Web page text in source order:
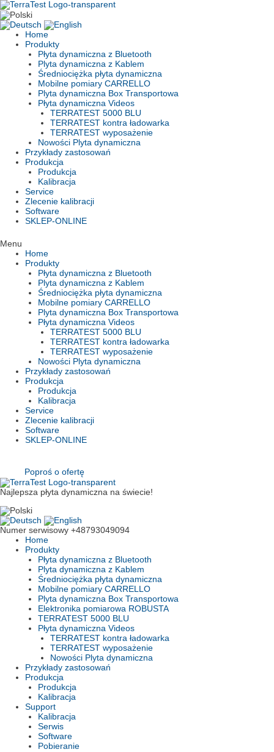
Skip
to
content
Home
Produkty
Płyta dynamiczna z Bluetooth
Plyta dynamiczna z Kablem
Średniociężka płyta dynamiczna
Mobilne pomiary CARRELLO
Plyta dynamiczna Box Transportowa
Płyta dynamiczna Videos
TERRATEST 5000 BLU
TERRATEST kontra ładowarka
TERRATEST wyposażenie
Nowości Plyta dynamiczna
Przykłady zastosowań
Produkcja
Produkcja
Kalibracja
Service
Zlecenie kalibracji
Software
SKLEP-ONLINE
Menu
Home
Produkty
Płyta dynamiczna z Bluetooth
Plyta dynamiczna z Kablem
Średniociężka płyta dynamiczna
Mobilne pomiary CARRELLO
Plyta dynamiczna Box Transportowa
Płyta dynamiczna Videos
TERRATEST 5000 BLU
TERRATEST kontra ładowarka
TERRATEST wyposażenie
Nowości Plyta dynamiczna
Przykłady zastosowań
Produkcja
Produkcja
Kalibracja
Service
Zlecenie kalibracji
Software
SKLEP-ONLINE
Poproś o ofertę
Najlepsza płyta dynamiczna na świecie!
Numer serwisowy +48793049094
Home
Produkty
Płyta dynamiczna z Bluetooth
Plyta dynamiczna z Kablem
Średniociężka płyta dynamiczna
Mobilne pomiary CARRELLO
Plyta dynamiczna Box Transportowa
Elektronika pomiarowa ROBUSTA
TERRATEST 5000 BLU
Płyta dynamiczna Videos
TERRATEST kontra ładowarka
TERRATEST wyposażenie
Nowości Plyta dynamiczna
Przykłady zastosowań
Produkcja
Produkcja
Kalibracja
Support
Kalibracja
Serwis
Software
Pobieranie